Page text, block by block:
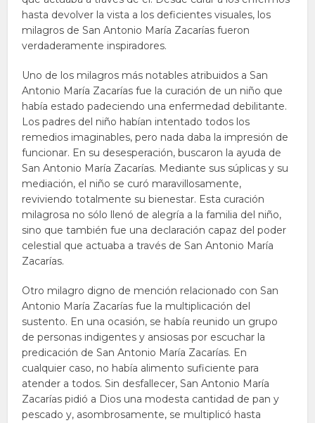
hasta devolver la vista a los deficientes visuales, los
milagros de San Antonio María Zacarías fueron
verdaderamente inspiradores.
Uno de los milagros más notables atribuidos a San
Antonio María Zacarías fue la curación de un niño que
había estado padeciendo una enfermedad debilitante.
Los padres del niño habían intentado todos los
remedios imaginables, pero nada daba la impresión de
funcionar. En su desesperación, buscaron la ayuda de
San Antonio María Zacarías. Mediante sus súplicas y su
mediación, el niño se curó maravillosamente,
reviviendo totalmente su bienestar. Esta curación
milagrosa no sólo llenó de alegría a la familia del niño,
sino que también fue una declaración capaz del poder
celestial que actuaba a través de San Antonio María
Zacarías.
Otro milagro digno de mención relacionado con San
Antonio María Zacarías fue la multiplicación del
sustento. En una ocasión, se había reunido un grupo
de personas indigentes y ansiosas por escuchar la
predicación de San Antonio María Zacarías. En
cualquier caso, no había alimento suficiente para
atender a todos. Sin desfallecer, San Antonio María
Zacarías pidió a Dios una modesta cantidad de pan y
pescado y, asombrosamente, se multiplicó hasta